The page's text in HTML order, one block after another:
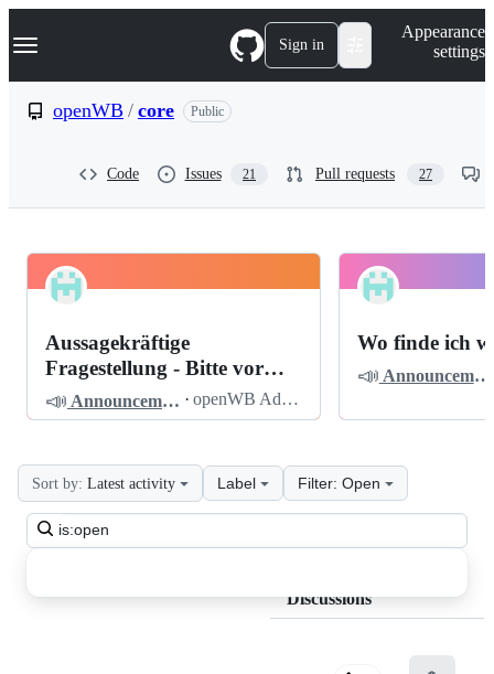
k
p
Navigation Menu Sign in
Appearance
settings
openWB / core Public
Code Issues 21 Pull requests 27
openWB
Discussions
Pinned
Aussagekräftige
Fragestellung - Bitte vor
dem Posten lesen
📣 Announcements · openWB Admin
Wo finde ich
📣 Announcements
Search
all
Sort by: Latest activity Label Filter: Open
Discussions